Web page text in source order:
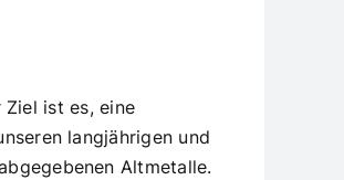
ist es, eine
langjährigen und
Altmetalle.